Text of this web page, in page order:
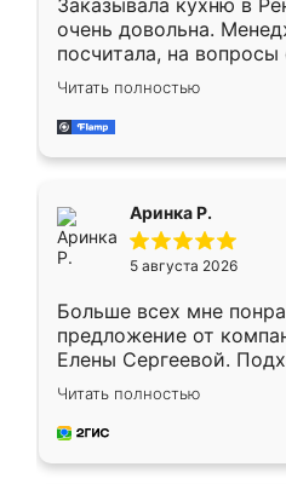
Заказывала кухню в
очень довольна.
посчитала, на вопросы
Замерщик приехал в
делу со всей
за день, ребята
Читать полностью
Аринка Р.
5 августа 2026
Больше всех мне
предложение от
Елены Сергеевой.
короткие сроки
для замера сотрудник
предложил по моему
Читать полностью